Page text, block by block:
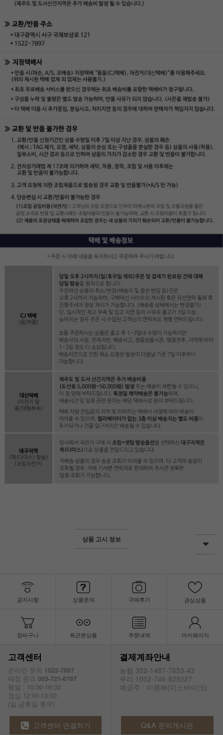
상품 고시 정보
공지사항 상품문의 구매후기 관심상품
장바구니 최근본상품 주문내역 마이페이지
고객센터
온라인 문의 1522-7897
매장 문의 053-721-6787
평일 : 10:30-16:30
점심 12:00-13:00
(일.공휴일 휴무)
결제계좌안내
농협 352-1487-7653-43
우리 1002-746-829227
예금주 : 이원해(미소바이크)
고객센터 연결하기 Q&A 문의게시판